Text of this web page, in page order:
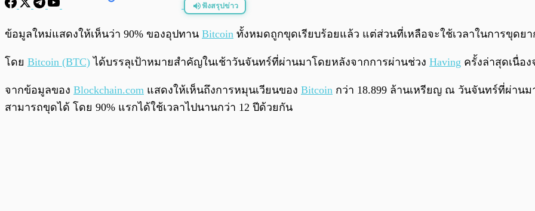
ฟังสรุปข่าว
พร้อมเล่น
ข้อมูลใหม่แสดงให้เห็นว่า 90% ของอุปทาน Bitcoin ทั้งหมดถูกขุดเรียบร้อยแล้ว แต่ส่วนที่เหลือจะใช้เวลาในการขุดย
โดย Bitcoin (BTC) ได้บรรลุเป้าหมายสำคัญในเช้าวันจันทร์ที่ผ่านมาโดยหลังจากการผ่านช่วง Having ครั้งล่าสุดเนื่อ
จากข้อมูลของ Blockchain.com แสดงให้เห็นถึงการหมุนเวียนของ Bitcoin กว่า 18.899 ล้านเหรียญ ณ วันจันทร์ที่ผ่านม
สามารถขุดได้ โดย 90% แรกได้ใช้เวลาไปนานกว่า 12 ปีด้วยกัน